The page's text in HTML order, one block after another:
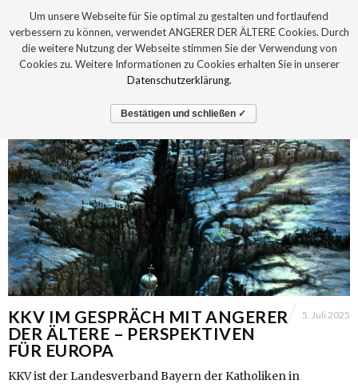
KKV IM GESPRÄCH MIT ANGERER
DER ÄLTERE – PERSPEKTIVEN
FÜR EUROPA
5. Juli 2025
KKV ist der Landesverband Bayern der Katholiken in
Um unsere Webseite für Sie optimal zu gestalten und fortlaufend
verbessern zu können, verwendet ANGERER DER ÄLTERE Cookies. Durch
die weitere Nutzung der Webseite stimmen Sie der Verwendung von
Cookies zu. Weitere Informationen zu Cookies erhalten Sie in unserer
Datenschutzerklärung.
Bestätigen und schließen ✓